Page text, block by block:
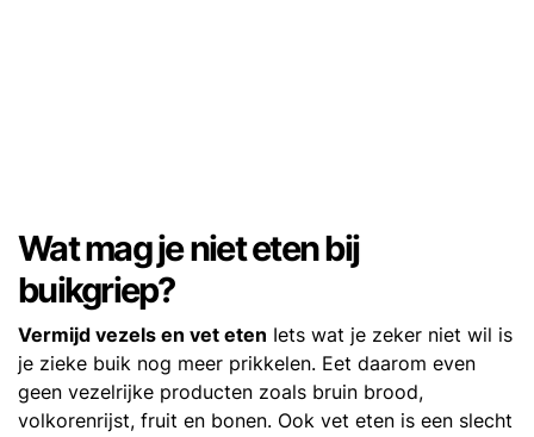
Wat mag je niet eten bij
buikgriep?
Vermijd vezels en vet eten Iets wat je zeker niet wil is
je zieke buik nog meer prikkelen. Eet daarom even
geen vezelrijke producten zoals bruin brood,
volkorenrijst, fruit en bonen. Ook vet eten is een slecht